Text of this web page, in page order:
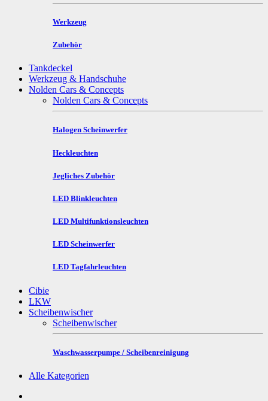
Werkzeug
Zubehör
Tankdeckel
Werkzeug & Handschuhe
Nolden Cars & Concepts
Nolden Cars & Concepts
Halogen Scheinwerfer
Heckleuchten
Jegliches Zubehör
LED Blinkleuchten
LED Multifunktionsleuchten
LED Scheinwerfer
LED Tagfahrleuchten
Cibie
LKW
Scheibenwischer
Scheibenwischer
Waschwasserpumpe / Scheibenreinigung
Alle Kategorien